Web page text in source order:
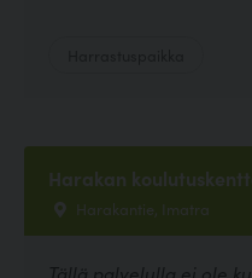
Harakan
Harakantie, Imatra
Tällä palvelulla ei ole